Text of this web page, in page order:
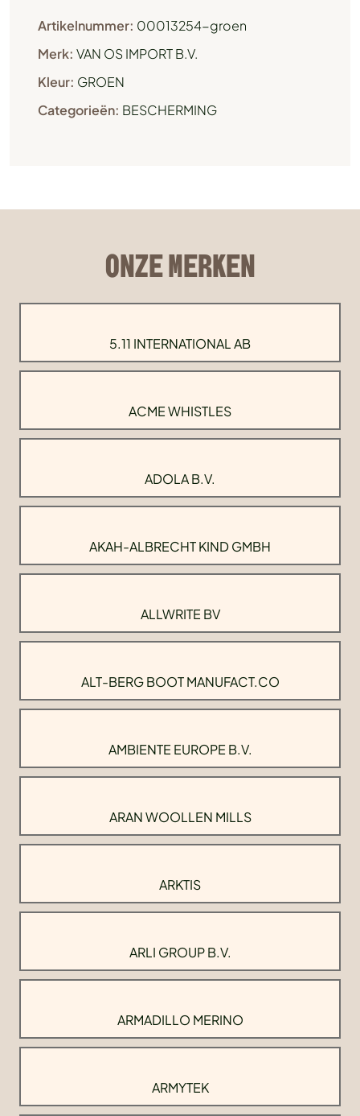
Artikelnummer: 00013254-groen
Merk: VAN OS IMPORT B.V.
Kleur: GROEN
Categorieën: BESCHERMING
ONZE MERKEN
5.11 INTERNATIONAL AB
ACME WHISTLES
ADOLA B.V.
AKAH-ALBRECHT KIND GMBH
ALLWRITE BV
ALT-BERG BOOT MANUFACT.CO
AMBIENTE EUROPE B.V.
ARAN WOOLLEN MILLS
ARKTIS
ARLI GROUP B.V.
ARMADILLO MERINO
ARMYTEK